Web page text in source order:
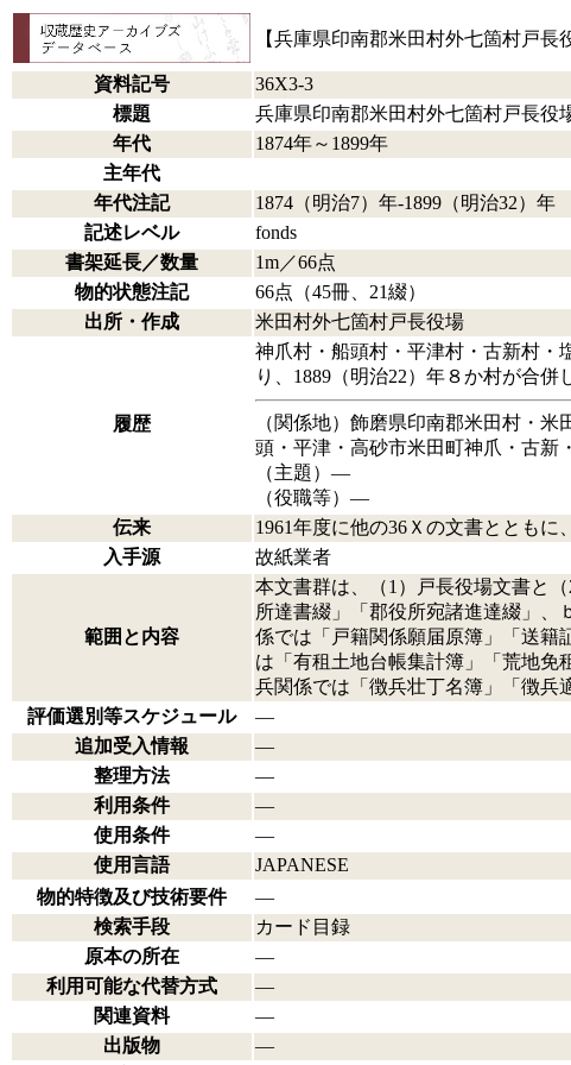
【兵庫県印南郡米田村外七箇村戸長
資料記号
36X3-3
標題
兵庫県印南郡米田村外七箇村戸長役
年代
1874年～1899年
主年代
年代注記
1874（明治7）年-1899（明治32）年
記述レベル
fonds
書架延長／数量
1m／66点
物的状態注記
66点（45冊、21綴）
出所・作成
米田村外七箇村戸長役場
履歴
神爪村・船頭村・平津村・古新村・
り、1889（明治22）年８か村が合併
（関係地）飾磨県印南郡米田村・
頭・平津・高砂市米田町神爪・古新
（主題）―
（役職等）―
伝来
1961年度に他の36Ｘの文書とともに
入手源
故紙業者
範囲と内容
本文書群は、（1）戸長役場文書と
所達書綴」「郡役所宛諸進達綴」、
係では「戸籍関係願届原簿」「送籍
は「有租土地台帳集計簿」「荒地免
兵関係では「徴兵壮丁名簿」「徴兵
評価選別等スケジュール
―
追加受入情報
―
整理方法
―
利用条件
―
使用条件
―
使用言語
JAPANESE
物的特徴及び技術要件
―
検索手段
カード目録
原本の所在
―
利用可能な代替方式
―
関連資料
―
出版物
―